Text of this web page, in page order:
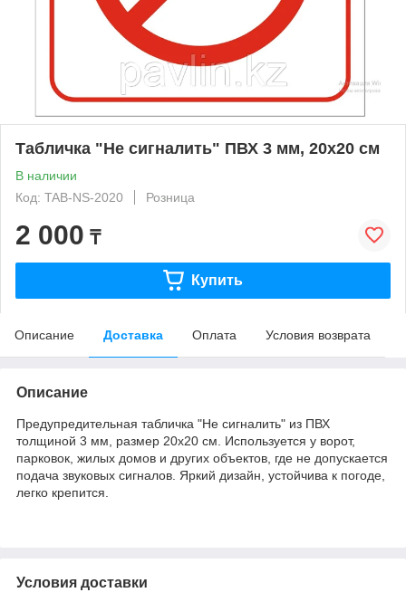
Табличка "Не сигналить" ПВХ 3 мм, 20х20 см
В наличии
Код: TAB-NS-2020
Розница
2 000 ₸
Купить
Описание Доставка Оплата Условия возврата
Описание
Предупредительная табличка "Не сигналить" из ПВХ
толщиной 3 мм, размер 20x20 см. Используется у ворот,
парковок, жилых домов и других объектов, где не допускается
подача звуковых сигналов. Яркий дизайн, устойчива к погоде,
легко крепится.
Условия доставки